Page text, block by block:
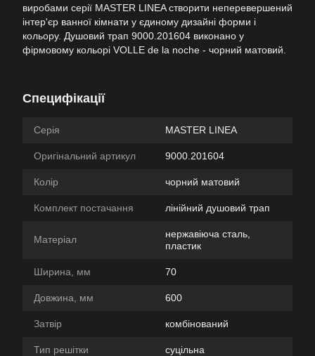
виробами серії MASTER LINEA створити неперевершений
інтер'єр ванної кімнати у єдиному дизайні форми і
кольору. Душовий трап 9000.201604 виконано у
фірмовому кольорі VOLLE de la noche - чорний матовий.
Специфікації
Серія MASTER LINEA
Оригінальний артикул 9000.201604
Колір чорний матовий
Комплект постачання лінійний душовий трап
Матеріал
нержавіюча сталь,
пластик
Ширина, мм 70
Довжина, мм 600
Затвір комбінований
Тип решітки суцільна